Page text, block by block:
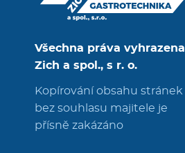
Všechna práva vyhrazena
Zich a spol., s r. o.
Kopírování obsahu stránek
bez souhlasu majitele je
přísně zakázáno